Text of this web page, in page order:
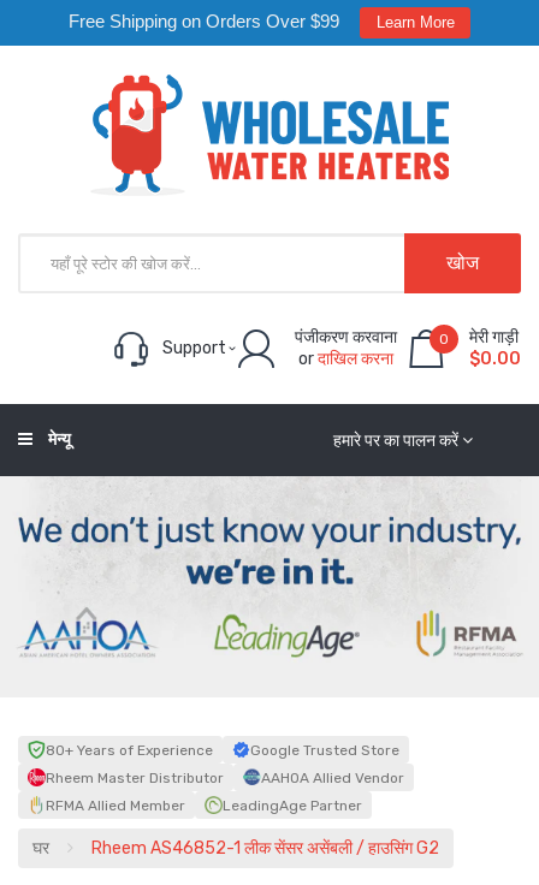
Free Shipping on Orders Over $99 Learn More
खोज
Support
पंजीकरण करवाना
orदाखिल करना
0
मेरी गाड़ी
$0.00
हमारे पर का पालन करें
मेन्यू
80+ Years of Experience
Google Trusted Store
Rheem Master Distributor
AAHOA Allied Vendor
RFMA Allied Member
LeadingAge Partner
घर Rheem AS46852-1 लीक सेंसर असेंबली / हाउसिंग G2